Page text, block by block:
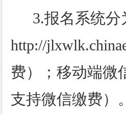
3.报名系统分
http://
费）；移动端微
支持微信缴费）